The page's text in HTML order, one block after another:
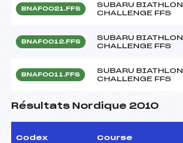
BNAF0021.FFS
SUBARU BIATHLON
CHALLENGE FFS
BNAF0012.FFS
SUBARU BIATHLON
CHALLENGE FFS
BNAF0011.FFS
SUBARU BIATHLON
CHALLENGE FFS
Résultats Nordique 2010
Codex Course